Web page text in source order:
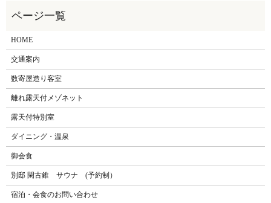
HOME
交通案内
数寄屋造り客室
離れ露天付メゾネット
露天付特別室
ダイニング・温泉
御会食
別邸 閑古錐 サウナ (予約制）
宿泊・会食のお問い合わせ